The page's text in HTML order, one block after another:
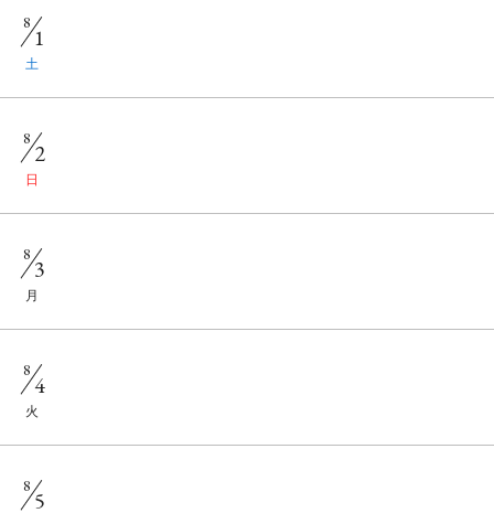
8
1
土
8
2
日
8
3
月
8
4
火
8
5